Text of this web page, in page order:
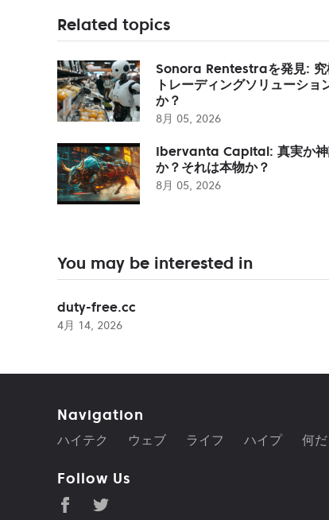
Related topics
Sonora Rentestraを発見: 究
トレーディングソリューショ
か？
8月 05, 2026
Ibervanta Capital: 真実か
か？それは本物か？
8月 05, 2026
You may be interested in
duty-free.cc
4月 14, 2026
Navigation
ハイテク ウェブ ライフ ハイプ 何
Follow Us